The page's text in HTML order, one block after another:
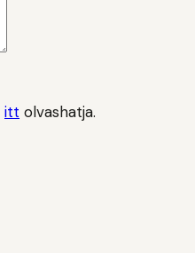
itt olvashatja.